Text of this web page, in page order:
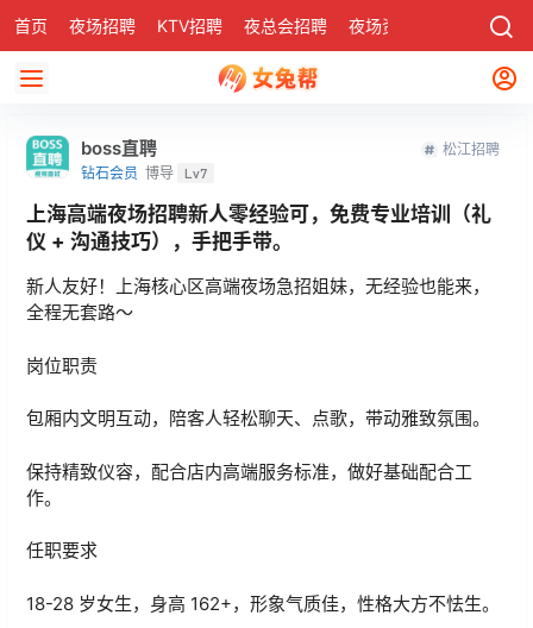
首页 夜场招聘 KTV招聘 夜总会招聘 夜场资讯 社区
boss直聘
钻石会员 博导 Lv7
松江招聘
上海高端夜场招聘新人零经验可，免费专业培训（礼
仪 + 沟通技巧），手把手带。
新人友好！上海核心区高端夜场急招姐妹，无经验也能来，
全程无套路～
岗位职责
包厢内文明互动，陪客人轻松聊天、点歌，带动雅致氛围。
保持精致仪容，配合店内高端服务标准，做好基础配合工
作。
任职要求
18-28 岁女生，身高 162+，形象气质佳，性格大方不怯生。